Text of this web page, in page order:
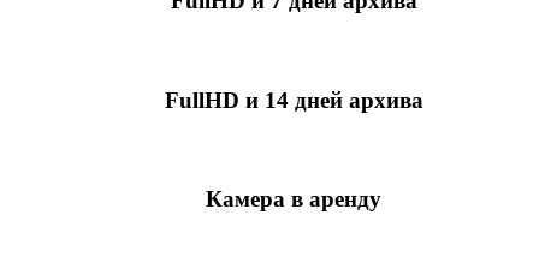
FullHD и 14 дней архива
Камера в аренду